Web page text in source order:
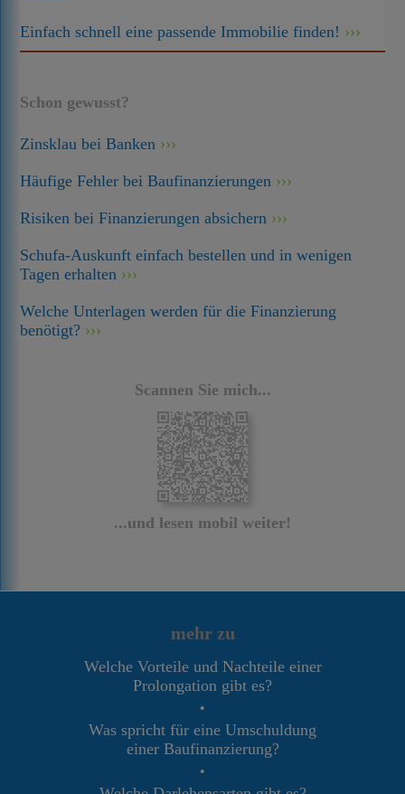
Einfach schnell eine passende Immobilie finden!
Schon gewusst?
Zinsklau bei Banken
Häufige Fehler bei Baufinanzierungen
Risiken bei Finanzierungen absichern
Schufa-Auskunft einfach bestellen und in wenigen
Tagen erhalten
Welche Unterlagen werden für die Finanzierung
benötigt?
Scannen Sie mich...
...und lesen mobil weiter!
mehr zu
Welche Vorteile und Nachteile einer
Prolongation gibt es?
•
Was spricht für eine Umschuldung
einer Baufinanzierung?
•